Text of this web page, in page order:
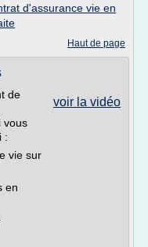
d'assurance vie en
Haut de page
voir la vidéo
de
vous
:
vie sur
en